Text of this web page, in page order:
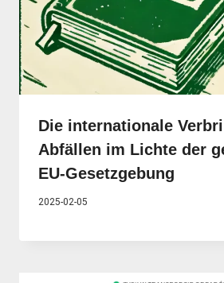
Die internationale
Abfällen im Lichte der
EU-Gesetzgebung
2025-02-05